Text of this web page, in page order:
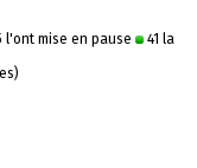
l'ont mise en pause
41 la